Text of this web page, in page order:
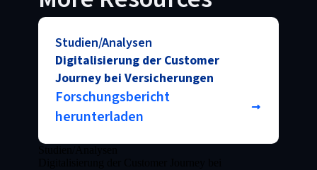
Studien/Analysen
Digitalisierung der Customer
Journey bei Versicherungen
Forschungsbericht
herunterladen